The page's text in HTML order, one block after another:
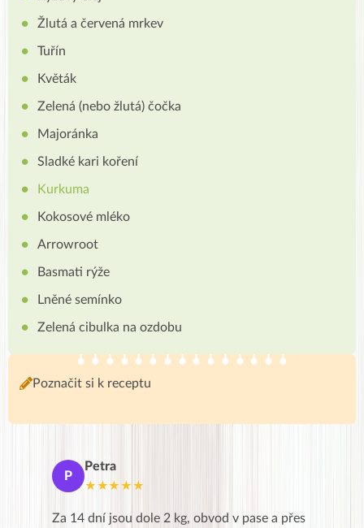
Žlutá a červená mrkev
Tuřín
Květák
Zelená (nebo žlutá) čočka
Majoránka
Sladké kari koření
Kurkuma
Kokosové mléko
Arrowroot
Basmati rýže
Lněné semínko
Zelená cibulka na ozdobu
Poznačit si k receptu
P
Petra
★★★★★
Za 14 dní jsou dole 2 kg, obvod v pase a přes